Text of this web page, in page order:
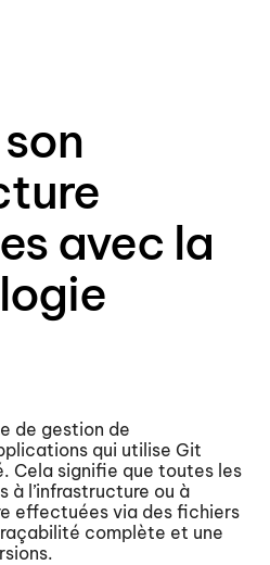
avec la
de gestion de
qui utilise Git
Cela signifie que toutes les
l’infrastructure ou à
effectuées via des fichiers
complète et une